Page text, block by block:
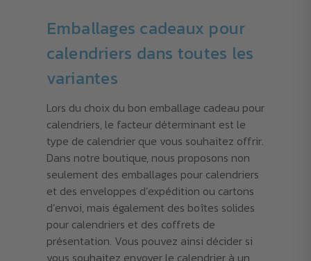
Emballages cadeaux pour
calendriers dans toutes les
variantes
Lors du choix du bon emballage cadeau pour
calendriers, le facteur déterminant est le
type de calendrier que vous souhaitez offrir.
Dans notre boutique, nous proposons non
seulement des emballages pour calendriers
et des enveloppes d’expédition ou cartons
d’envoi, mais également des boîtes solides
pour calendriers et des coffrets de
présentation. Vous pouvez ainsi décider si
vous souhaitez envoyer le calendrier à un